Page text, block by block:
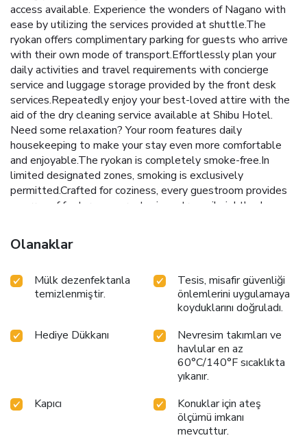
access available. Experience the wonders of Nagano with
ease by utilizing the services provided at shuttle.The
ryokan offers complimentary parking for guests who arrive
with their own mode of transport.Effortlessly plan your
daily activities and travel requirements with concierge
service and luggage storage provided by the front desk
services.Repeatedly enjoy your best-loved attire with the
aid of the dry cleaning service available at Shibu Hotel.
Need some relaxation? Your room features daily
housekeeping to make your stay even more comfortable
and enjoyable.The ryokan is completely smoke-free.In
limited designated zones, smoking is exclusively
permitted.Crafted for coziness, every guestroom provides
an array of features, guaranteeing a tranquil night's sleep
stay, select rooms at ryokan are equipped with linen
service and air conditioning. Expand your in-room
television offered in certain accommodations.Rest assured
that your hydration needs will be met, as some
guestrooms are equipped with a refrigerator, a coffee or
tea maker, bottled water, instant coffee, instant tea and
mini bar. Maintain your cleanliness and comfort using a hair
dryer and toiletries available in select guest restrooms.
Indulge in the numerous pursuits available at Shibu Hotel.
Treat and spoil yourself by taking a trip to spa. License
Number(s): 長野県中野保健所指令 7中保環第75－2
Olanaklar
Mülk dezenfektanla
temizlenmiştir.
Tesis, misafir güvenliği
önlemlerini uygulamaya
koyduklarını doğruladı.
Hediye Dükkanı
Nevresim takımları ve
havlular en az
60°C/140°F sıcaklıkta
yıkanır.
Kapıcı
Konuklar için ateş
ölçümü imkanı
mevcuttur.